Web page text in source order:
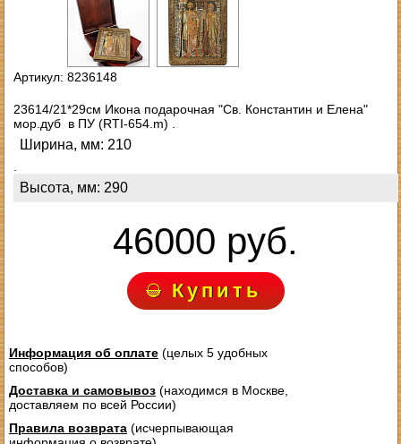
Артикул: 8236148
23614/21*29см Икона подарочная "Св. Константин и Елена"
мор.дуб в ПУ (RTI-654.m) .
Ширина, мм: 210
Высота, мм: 290
46000 руб.
Купить
Информация об оплате(целых 5 удобных
способов)
Доставка и самовывоз(находимся в Москве,
доставляем по всей России)
Правила возврата(исчерпывающая